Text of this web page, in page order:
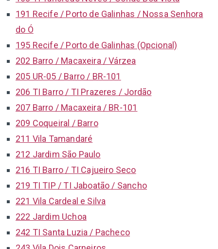
191 Recife / Porto de Galinhas / Nossa Senhora
do Ó
195 Recife / Porto de Galinhas (Opcional)
202 Barro / Macaxeira / Várzea
205 UR-05 / Barro / BR-101
206 TI Barro / TI Prazeres / Jordão
207 Barro / Macaxeira / BR-101
209 Coqueiral / Barro
211 Vila Tamandaré
212 Jardim São Paulo
216 TI Barro / TI Cajueiro Seco
219 TI TIP / TI Jaboatão / Sancho
221 Vila Cardeal e Silva
222 Jardim Uchoa
242 TI Santa Luzia / Pacheco